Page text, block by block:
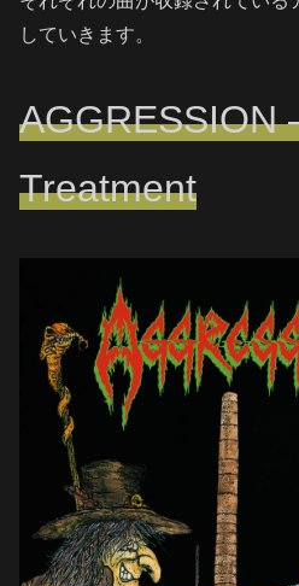
していきます。
AGGRESSION
Treatment